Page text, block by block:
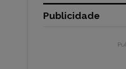
Publicidade